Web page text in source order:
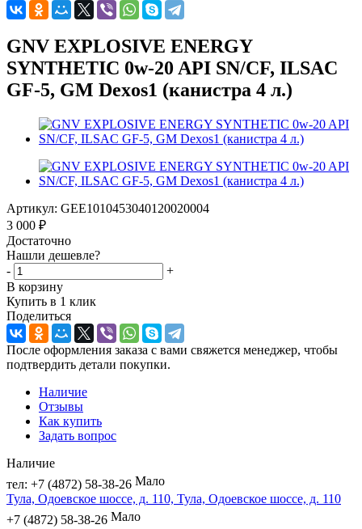
GNV EXPLOSIVE ENERGY
SYNTHETIC 0w-20 API SN/CF, ILSAC
GF-5, GM Dexos1 (канистра 4 л.)
Артикул: GEE1010453040120020004
3 000 ₽
Достаточно
Нашли дешевле?
-
+
В корзину
Купить в 1 клик
Поделиться
После оформления заказа с вами свяжется менеджер, чтобы
подтвердить детали покупки.
Наличие
Отзывы
Как купить
Задать вопрос
Наличие
тел: +7 (4872) 58-38-26 Мало
Тула, Одоевское шоссе, д. 110, Тула, Одоевское шоссе, д. 110
+7 (4872) 58-38-26 Мало